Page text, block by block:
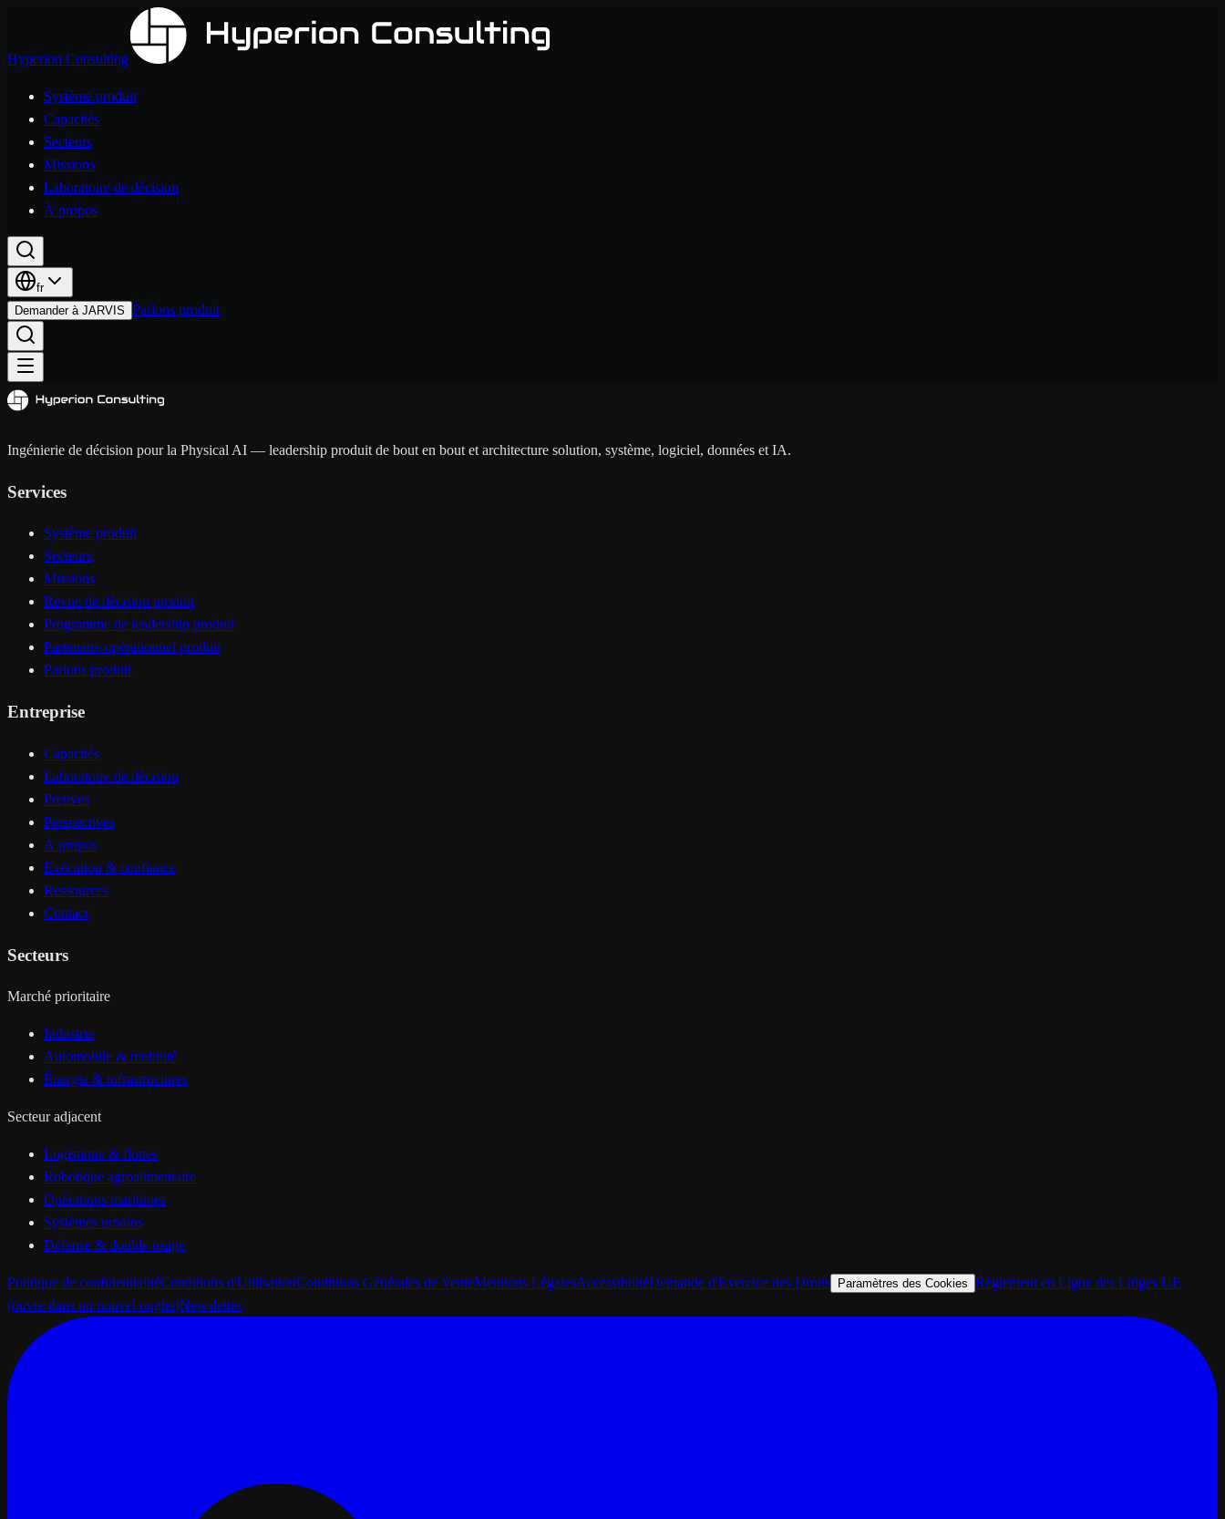
Hyperion Consulting
Système produit
Capacités
Secteurs
Missions
Laboratoire de décision
À propos
fr
Demander à JARVIS Parlons produit
Ingénierie de décision pour la Physical AI — leadership produit de bout en bout et architecture solution, système, logiciel, données et IA.
Services
Système produit
Secteurs
Missions
Revue de décision produit
Programme de leadership produit
Partenaire opérationnel produit
Parlons produit
Entreprise
Capacités
Laboratoire de décision
Preuves
Perspectives
À propos
Exécution & confiance
Ressources
Contact
Secteurs
Marché prioritaire
Industrie
Automobile & mobilité
Énergie & infrastructures
Secteur adjacent
Logistique & flottes
Robotique agroalimentaire
Opérations maritimes
Systèmes urbains
Défense & double usage
Politique de confidentialitéConditions d'UtilisationConditions Générales de VenteMentions LégalesAccessibilitéDemande d'Exercice des Droits Paramètres des Cookies Règlement en Ligne des Litiges UE
(ouvre dans un nouvel onglet)Newsletter